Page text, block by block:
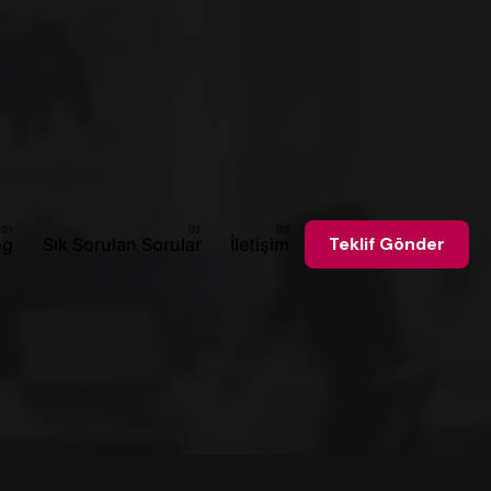
Sık Sorulan Sorular İletişim Teklif Gönder